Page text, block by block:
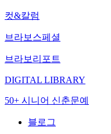
컷&칼럼
브라보스페셜
브라보리포트
DIGITAL LIBRARY
50+ 시니어 신춘문예
블로그